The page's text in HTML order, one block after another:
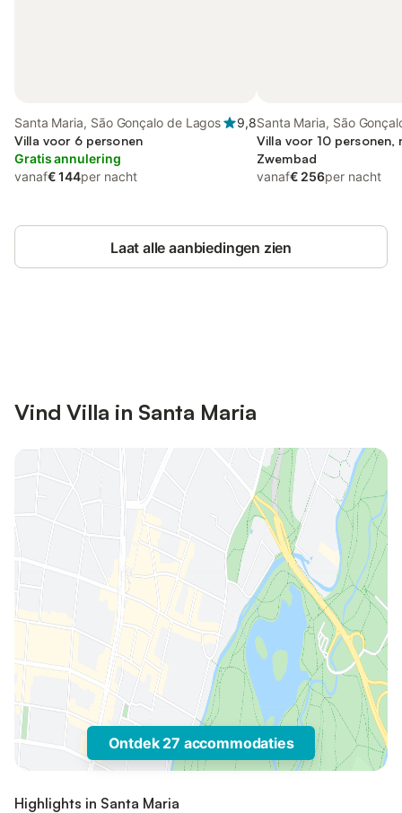
Santa Maria, São Gonçalo de Lagos
9,8
Villa voor 6 personen
Gratis annulering
vanaf€ 144per nacht
Santa Maria, São
Villa voor 10 personen,
Zwembad
vanaf€ 256per nacht
Laat alle aanbiedingen zien
Vind Villa in Santa Maria
Ontdek 27 accommodaties
Highlights in Santa Maria